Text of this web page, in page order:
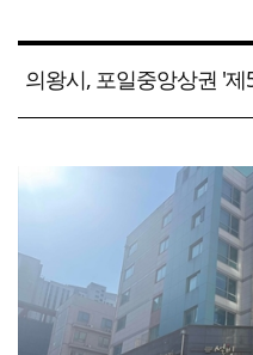
의왕시, 포일중앙상권 '